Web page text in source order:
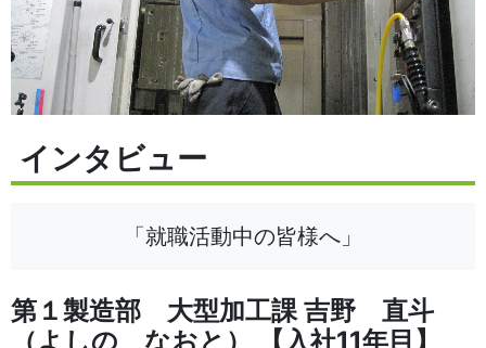
インタビュー
「就職活動中の皆様へ」
第１製造部 大型加工課 吉野 直斗
（よしの なおと） 【入社11年目】